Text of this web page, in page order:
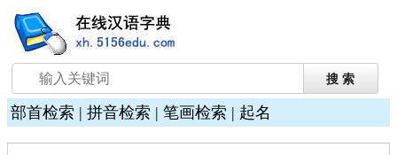
部首检索 | 拼音检索 | 笔画检索 | 起名